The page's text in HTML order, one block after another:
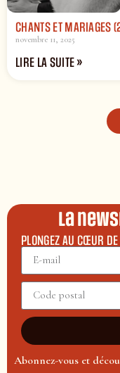
CHANTS ET MARIAGES
novembre 11, 2025
LIRE LA SUITE »
La
PLONGEZ AU CŒUR
Abonnez-vous et